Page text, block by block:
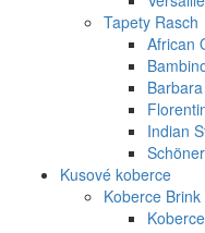
Tapety Rasch
African
Indian
Kusové koberce
Koberce